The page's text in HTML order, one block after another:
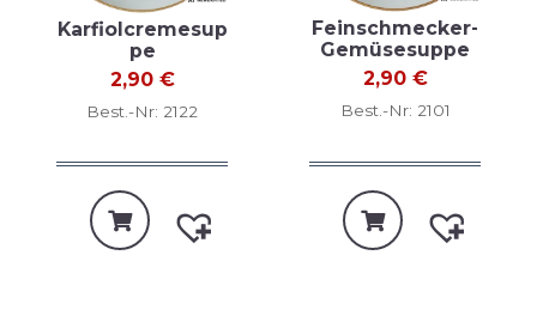
Karfiolcremesup
pe
2,90 €
Best.-Nr: 2122
Feinschmecker-
Gemüsesuppe
2,90 €
Best.-Nr: 2101